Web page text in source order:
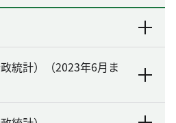
統計）（2023年6月ま